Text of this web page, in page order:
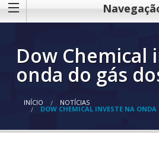
Dow Chemical
onda do gás
INÍCIO NOTÍCIAS
DOW CHEMICAL INVESTE NA ONDA